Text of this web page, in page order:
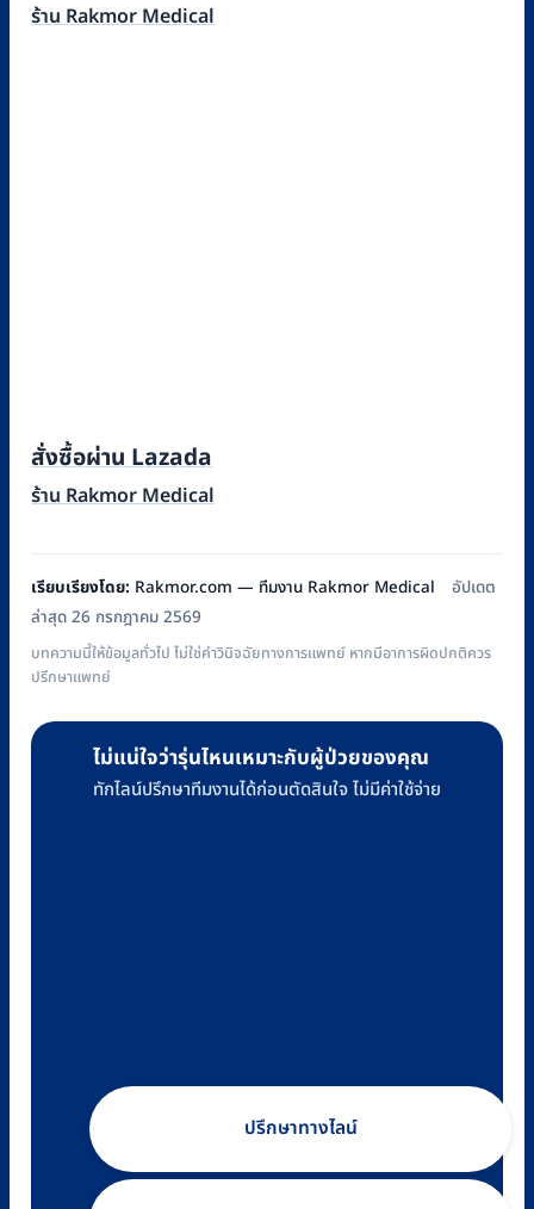
ร้าน Rakmor Medical
สั่งซื้อผ่าน Lazada
ร้าน Rakmor Medical
เรียบเรียงโดย: Rakmor.com — ทีมงาน Rakmor Medical
อัปเดต
ล่าสุด 26 กรกฎาคม 2569
บทความนี้ให้ข้อมูลทั่วไป ไม่ใช่คำวินิจฉัยทางการแพทย์ หากมีอาการผิดปกติควร
ปรึกษาแพทย์
ไม่แน่ใจว่ารุ่นไหนเหมาะกับผู้ป่วยของคุณ
ทักไลน์ปรึกษาทีมงานได้ก่อนตัดสินใจ ไม่มีค่าใช้จ่าย
ปรึกษาทางไลน์